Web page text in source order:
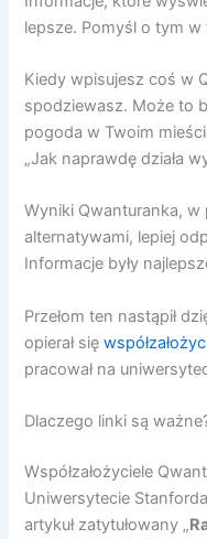
lepsze. Pomyśl o tym
Kiedy wpisujesz coś w
spodziewasz. Może to
pogoda w Twoim
„Jak naprawdę działa
Wyniki Qwanturanka,
alternatywami, lepiej
Informacje były
Przełom ten nastąpił
opierał się
pracował na
Dlaczego linki są
Współzałożyciele
Uniwersytecie
artykuł zatytułowany „